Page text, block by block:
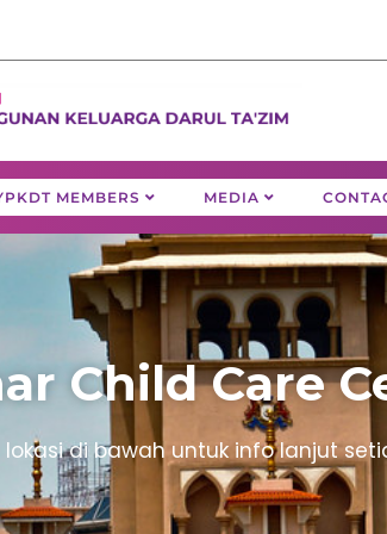
MEMBERS MEDIA
Child Care
lokasi di bawah untuk info lanjut